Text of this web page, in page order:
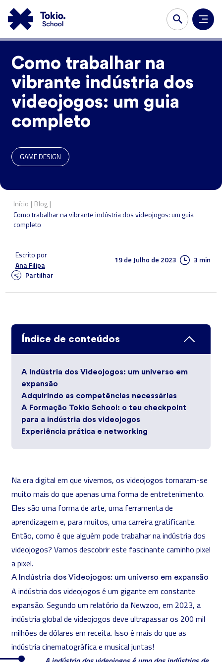
Como trabalhar na
vibrante indústria dos
videojogos: um guia
completo
GAME DESIGN
Início | Blog |
Como trabalhar na vibrante indústria dos videojogos: um guia
completo
Escrito por
Ana Filipa
19 de Julho de 2023
3 min
Partilhar
Índice de conteúdos
A Indústria dos Videojogos: um universo em
expansão
Adquirindo as competências necessárias
A Formação Tokio School: o teu checkpoint
para a indústria dos videojogos
Experiência prática e networking
Na era digital em que vivemos, os videojogos tornaram-se
muito mais do que apenas uma forma de entretenimento.
Eles são uma forma de arte, uma ferramenta de
aprendizagem e, para muitos, uma carreira gratificante.
Então, como é que alguém pode trabalhar na indústria dos
videojogos? Vamos descobrir este fascinante caminho pixel
a pixel.
A Indústria dos Videojogos: um universo em expansão
A indústria dos videojogos é um gigante em constante
expansão. Segundo um relatório da Newzoo, em 2023, a
indústria global de videojogos deve ultrapassar os 200 mil
milhões de dólares em receita. Isso é mais do que as
indústria cinematográfica e musical juntas!